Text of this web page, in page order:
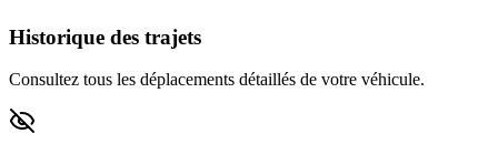
Historique des trajets
Consultez tous les déplacements détaillés de votre véhicule.